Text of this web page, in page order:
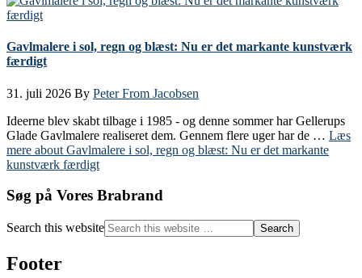
Gavlmalere i sol, regn og blæst: Nu er det markante kunstværk
færdigt
31. juli 2026 By Peter From Jacobsen
Ideerne blev skabt tilbage i 1985 - og denne sommer har Gellerups
Glade Gavlmalere realiseret dem. Gennem flere uger har de … Læs
mere about Gavlmalere i sol, regn og blæst: Nu er det markante
kunstværk færdigt
Søg på Vores Brabrand
Search this website
Footer